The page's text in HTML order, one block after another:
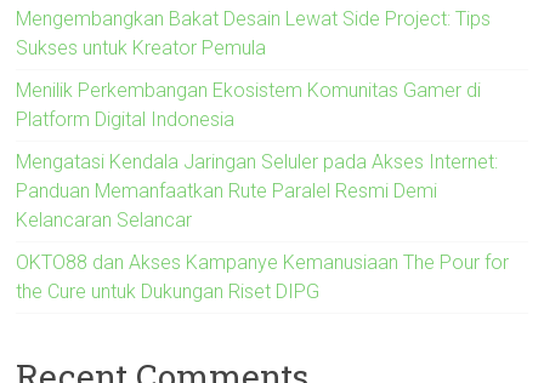
Mengembangkan Bakat Desain Lewat Side Project: Tips
Sukses untuk Kreator Pemula
Menilik Perkembangan Ekosistem Komunitas Gamer di
Platform Digital Indonesia
Mengatasi Kendala Jaringan Seluler pada Akses Internet:
Panduan Memanfaatkan Rute Paralel Resmi Demi
Kelancaran Selancar
OKTO88 dan Akses Kampanye Kemanusiaan The Pour for
the Cure untuk Dukungan Riset DIPG